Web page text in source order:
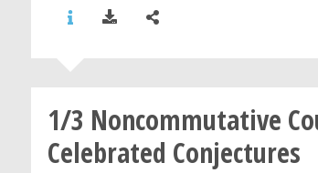
1/3 Noncommutative
Celebrated Conjectures